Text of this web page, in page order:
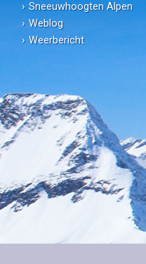
Sneeuwhoogten Alpen
Weblog
Weerbericht